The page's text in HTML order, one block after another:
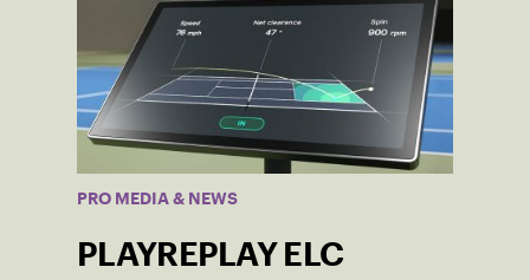
PRO MEDIA & NEWS
PLAYREPLAY ELC